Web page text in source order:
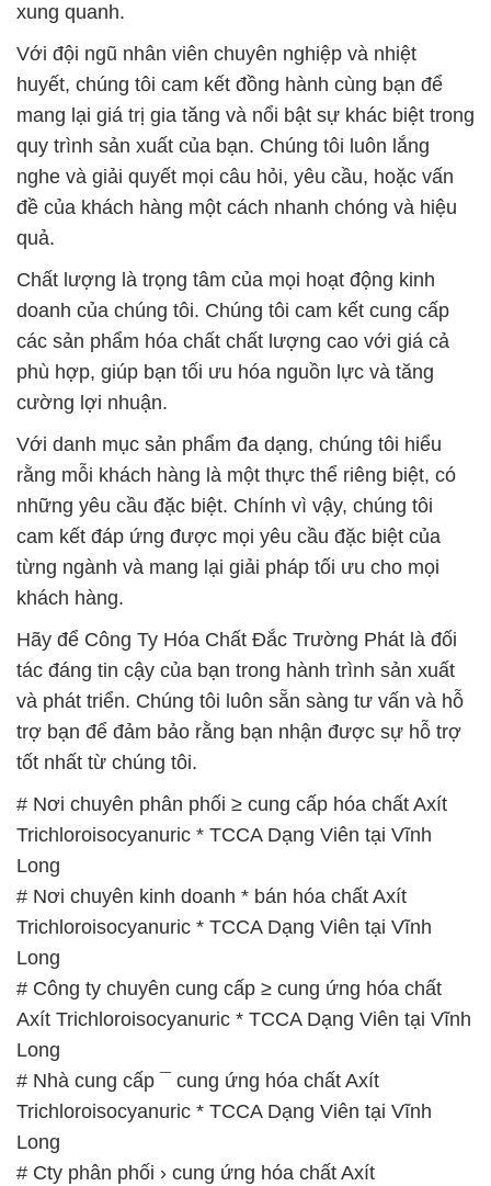
xung quanh.
Với đội ngũ nhân viên chuyên nghiệp và nhiệt
huyết, chúng tôi cam kết đồng hành cùng bạn để
mang lại giá trị gia tăng và nổi bật sự khác biệt trong
quy trình sản xuất của bạn. Chúng tôi luôn lắng
nghe và giải quyết mọi câu hỏi, yêu cầu, hoặc vấn
đề của khách hàng một cách nhanh chóng và hiệu
quả.
Chất lượng là trọng tâm của mọi hoạt động kinh
doanh của chúng tôi. Chúng tôi cam kết cung cấp
các sản phẩm hóa chất chất lượng cao với giá cả
phù hợp, giúp bạn tối ưu hóa nguồn lực và tăng
cường lợi nhuận.
Với danh mục sản phẩm đa dạng, chúng tôi hiểu
rằng mỗi khách hàng là một thực thể riêng biệt, có
những yêu cầu đặc biệt. Chính vì vậy, chúng tôi
cam kết đáp ứng được mọi yêu cầu đặc biệt của
từng ngành và mang lại giải pháp tối ưu cho mọi
khách hàng.
Hãy để Công Ty Hóa Chất Đắc Trường Phát là đối
tác đáng tin cậy của bạn trong hành trình sản xuất
và phát triển. Chúng tôi luôn sẵn sàng tư vấn và hỗ
trợ bạn để đảm bảo rằng bạn nhận được sự hỗ trợ
tốt nhất từ chúng tôi.
# Nơi chuyên phân phối ≥ cung cấp hóa chất Axít
Trichloroisocyanuric * TCCA Dạng Viên tại Vĩnh
Long
# Nơi chuyên kinh doanh * bán hóa chất Axít
Trichloroisocyanuric * TCCA Dạng Viên tại Vĩnh
Long
# Công ty chuyên cung cấp ≥ cung ứng hóa chất
Axít Trichloroisocyanuric * TCCA Dạng Viên tại Vĩnh
Long
# Nhà cung cấp ¯ cung ứng hóa chất Axít
Trichloroisocyanuric * TCCA Dạng Viên tại Vĩnh
Long
# Cty phân phối › cung ứng hóa chất Axít